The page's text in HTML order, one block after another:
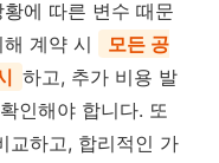
에 따른 변수 때문
계약 시
모든 공
하고, 추가 비용 발
인해야 합니다. 또
교하고, 합리적인 가